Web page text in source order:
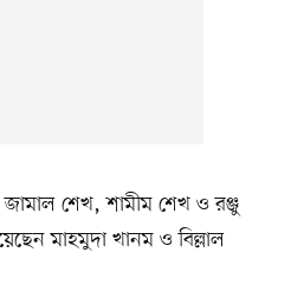
জামাল শেখ, শামীম শেখ ও রঞ্জু
মাহমুদা খানম ও বিল্লাল